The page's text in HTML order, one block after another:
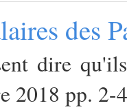
des
dire
2018 pp. 2-4